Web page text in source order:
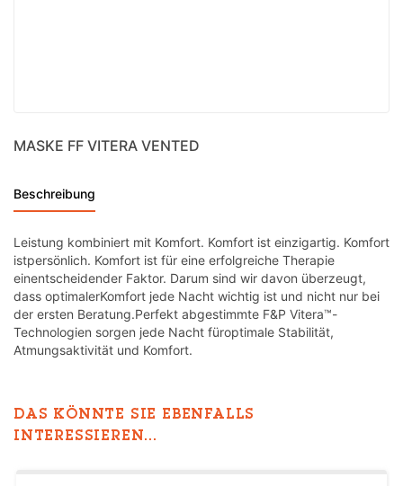
MASKE FF VITERA VENTED
Beschreibung
Leistung kombiniert mit Komfort. Komfort ist einzigartig. Komfort
istpersönlich. Komfort ist für eine erfolgreiche Therapie
einentscheidender Faktor. Darum sind wir davon überzeugt,
dass optimalerKomfort jede Nacht wichtig ist und nicht nur bei
der ersten Beratung.Perfekt abgestimmte F&P Vitera™-
Technologien sorgen jede Nacht füroptimale Stabilität,
Atmungsaktivität und Komfort.
DAS KÖNNTE SIE EBENFALLS
INTERESSIEREN...